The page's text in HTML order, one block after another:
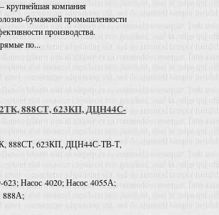
компания
бумажной промышленности
производства.
по...
888СТ, 623КП, ДЦН44С-
888СТ, 623КП, ДЦН44С-ТВ-Т,
Насос 4020; Насос 4055А;
888А;